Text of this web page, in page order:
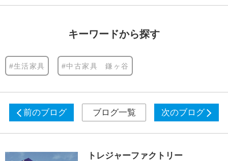
キーワードから探す
#生活家具 #中古家具 鎌ヶ谷
前のブログ ブログ一覧 次のブログ
トレジャーファクトリー